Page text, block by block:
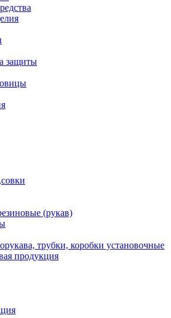
защиты
(рукав)
трубки, коробки установочные
продукция